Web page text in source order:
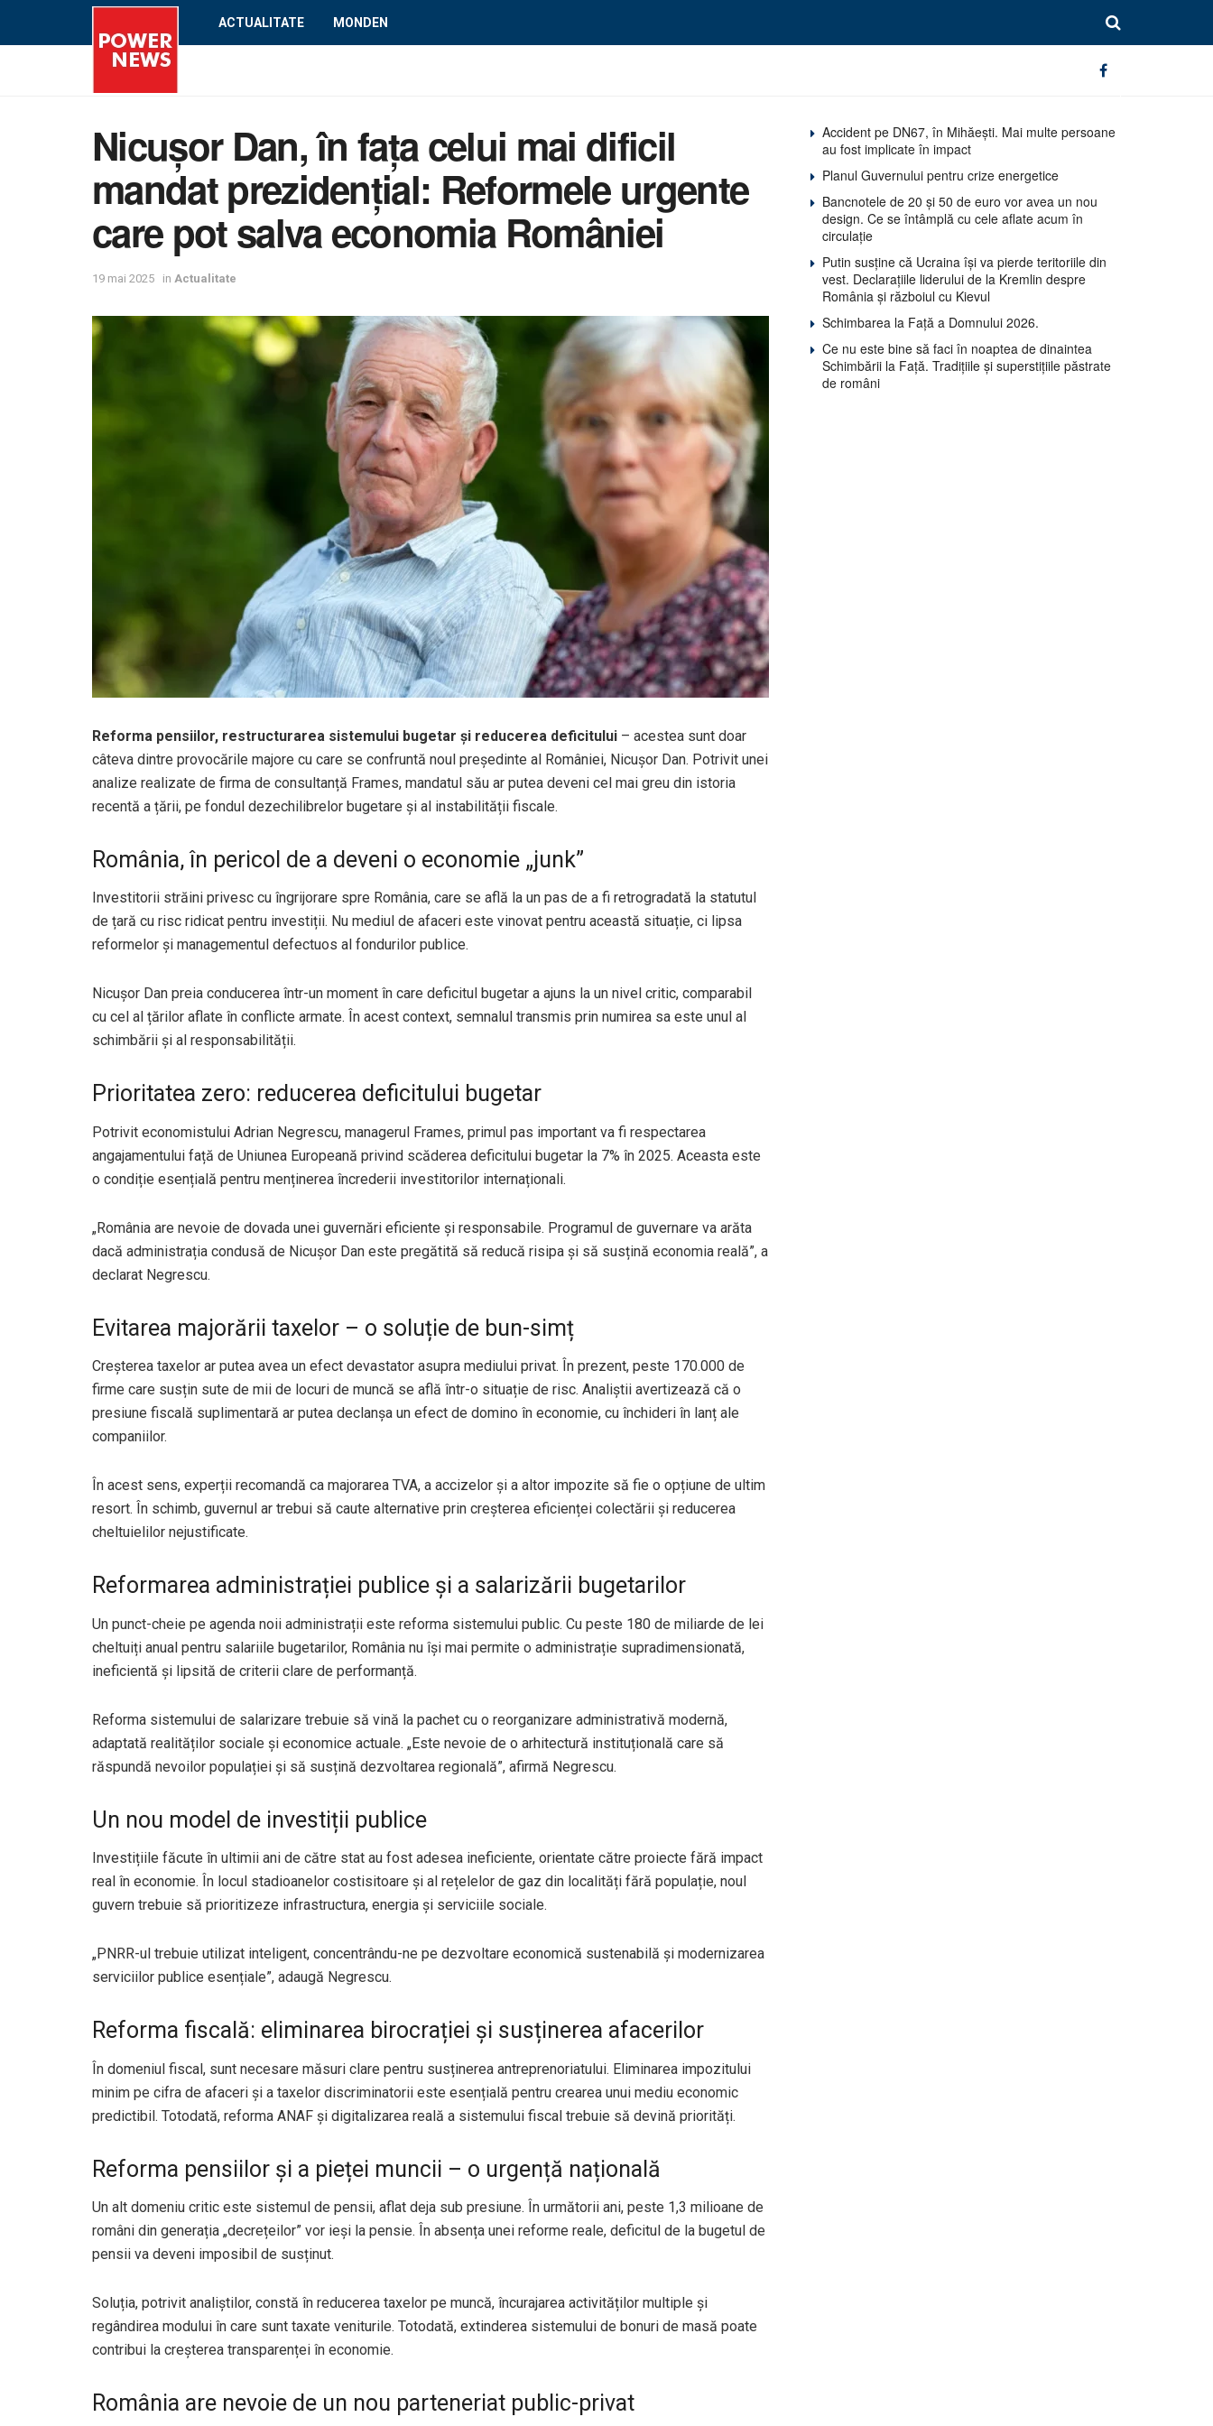
ACTUALITATE MONDEN
Nicușor Dan, în fața celui mai dificil
mandat prezidențial: Reformele urgente
care pot salva economia României
19 mai 2025 in Actualitate
Reforma pensiilor, restructurarea sistemului bugetar și reducerea deficitului – acestea sunt doar
câteva dintre provocările majore cu care se confruntă noul președinte al României, Nicușor Dan. Potrivit unei
analize realizate de firma de consultanță Frames, mandatul său ar putea deveni cel mai greu din istoria
recentă a țării, pe fondul dezechilibrelor bugetare și al instabilității fiscale.
România, în pericol de a deveni o economie „junk”
Investitorii străini privesc cu îngrijorare spre România, care se află la un pas de a fi retrogradată la statutul
de țară cu risc ridicat pentru investiții. Nu mediul de afaceri este vinovat pentru această situație, ci lipsa
reformelor și managementul defectuos al fondurilor publice.
Nicușor Dan preia conducerea într-un moment în care deficitul bugetar a ajuns la un nivel critic, comparabil
cu cel al țărilor aflate în conflicte armate. În acest context, semnalul transmis prin numirea sa este unul al
schimbării și al responsabilității.
Prioritatea zero: reducerea deficitului bugetar
Potrivit economistului Adrian Negrescu, managerul Frames, primul pas important va fi respectarea
angajamentului față de Uniunea Europeană privind scăderea deficitului bugetar la 7% în 2025. Aceasta este
o condiție esențială pentru menținerea încrederii investitorilor internaționali.
„România are nevoie de dovada unei guvernări eficiente și responsabile. Programul de guvernare va arăta
dacă administrația condusă de Nicușor Dan este pregătită să reducă risipa și să susțină economia reală”, a
declarat Negrescu.
Evitarea majorării taxelor – o soluție de bun-simț
Creșterea taxelor ar putea avea un efect devastator asupra mediului privat. În prezent, peste 170.000 de
firme care susțin sute de mii de locuri de muncă se află într-o situație de risc. Analiștii avertizează că o
presiune fiscală suplimentară ar putea declanșa un efect de domino în economie, cu închideri în lanț ale
companiilor.
În acest sens, experții recomandă ca majorarea TVA, a accizelor și a altor impozite să fie o opțiune de ultim
resort. În schimb, guvernul ar trebui să caute alternative prin creșterea eficienței colectării și reducerea
cheltuielilor nejustificate.
Reformarea administrației publice și a salarizării bugetarilor
Un punct-cheie pe agenda noii administrații este reforma sistemului public. Cu peste 180 de miliarde de lei
cheltuiți anual pentru salariile bugetarilor, România nu își mai permite o administrație supradimensionată,
ineficientă și lipsită de criterii clare de performanță.
Reforma sistemului de salarizare trebuie să vină la pachet cu o reorganizare administrativă modernă,
adaptată realităților sociale și economice actuale. „Este nevoie de o arhitectură instituțională care să
răspundă nevoilor populației și să susțină dezvoltarea regională”, afirmă Negrescu.
Un nou model de investiții publice
Investițiile făcute în ultimii ani de către stat au fost adesea ineficiente, orientate către proiecte fără impact
real în economie. În locul stadioanelor costisitoare și al rețelelor de gaz din localități fără populație, noul
guvern trebuie să prioritizeze infrastructura, energia și serviciile sociale.
„PNRR-ul trebuie utilizat inteligent, concentrându-ne pe dezvoltare economică sustenabilă și modernizarea
serviciilor publice esențiale”, adaugă Negrescu.
Reforma fiscală: eliminarea birocrației și susținerea afacerilor
În domeniul fiscal, sunt necesare măsuri clare pentru susținerea antreprenoriatului. Eliminarea impozitului
minim pe cifra de afaceri și a taxelor discriminatorii este esențială pentru crearea unui mediu economic
predictibil. Totodată, reforma ANAF și digitalizarea reală a sistemului fiscal trebuie să devină priorități.
Reforma pensiilor și a pieței muncii – o urgență națională
Un alt domeniu critic este sistemul de pensii, aflat deja sub presiune. În următorii ani, peste 1,3 milioane de
români din generația „decrețeilor” vor ieși la pensie. În absența unei reforme reale, deficitul de la bugetul de
pensii va deveni imposibil de susținut.
Soluția, potrivit analiștilor, constă în reducerea taxelor pe muncă, încurajarea activităților multiple și
regândirea modului în care sunt taxate veniturile. Totodată, extinderea sistemului de bonuri de masă poate
contribui la creșterea transparenței în economie.
România are nevoie de un nou parteneriat public-privat
Accident pe DN67, în Mihăești. Mai multe persoane
au fost implicate în impact
Planul Guvernului pentru crize energetice
Bancnotele de 20 și 50 de euro vor avea un nou
design. Ce se întâmplă cu cele aflate acum în
circulație
Putin susține că Ucraina își va pierde teritoriile din
vest. Declarațiile liderului de la Kremlin despre
România și războiul cu Kievul
Schimbarea la Față a Domnului 2026.
Ce nu este bine să faci în noaptea de dinaintea
Schimbării la Față. Tradițiile și superstițiile păstrate
de români